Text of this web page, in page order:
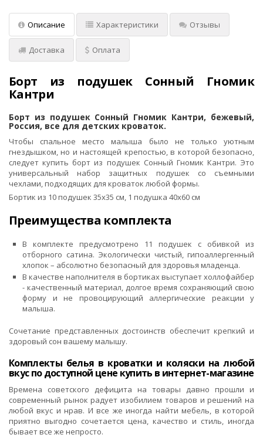
Описание Характеристики Отзывы
Доставка Оплата
Борт из подушек Сонный Гномик
Кантри
Борт из подушек Сонный Гномик Кантри, бежевый,
Россия, все для детских кроваток.
Чтобы спальное место малыша было не только уютным
гнездышком, но и настоящей крепостью, в которой безопасно,
следует купить борт из подушек Сонный Гномик Кантри. Это
универсальный набор защитных подушек со съемными
чехлами, подходящих для кроваток любой формы.
Бортик из 10 подушек 35х35 см, 1 подушка 40х60 см
Преимущества комплекта
В комплекте предусмотрено 11 подушек с обивкой из
отборного сатина. Экологически чистый, гипоаллергенный
хлопок – абсолютно безопасный для здоровья младенца.
В качестве наполнителя в бортиках выступает холлофайбер
- качественный материал, долгое время сохраняющий свою
форму и не провоцирующий аллергические реакции у
малыша.
Сочетание представленных достоинств обеспечит крепкий и
здоровый сон вашему малышу.
Комплекты белья в кроватки и коляски на любой
вкус по доступной цене купить в интернет-магазине
Времена советского дефицита на товары давно прошли и
современный рынок радует изобилием товаров и решений на
любой вкус и нрав. И все же иногда найти мебель, в которой
приятно выгодно сочетается цена, качество и стиль, иногда
бывает все же непросто.